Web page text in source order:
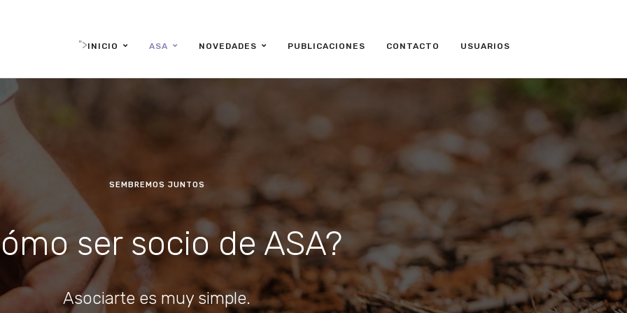
">INICIO ASA NOVEDADES PUBLICACIONES CONTACTO USUARIOS
SEMBREMOS JUNTOS
ser socio de ASA?
Asociarte es muy simple.